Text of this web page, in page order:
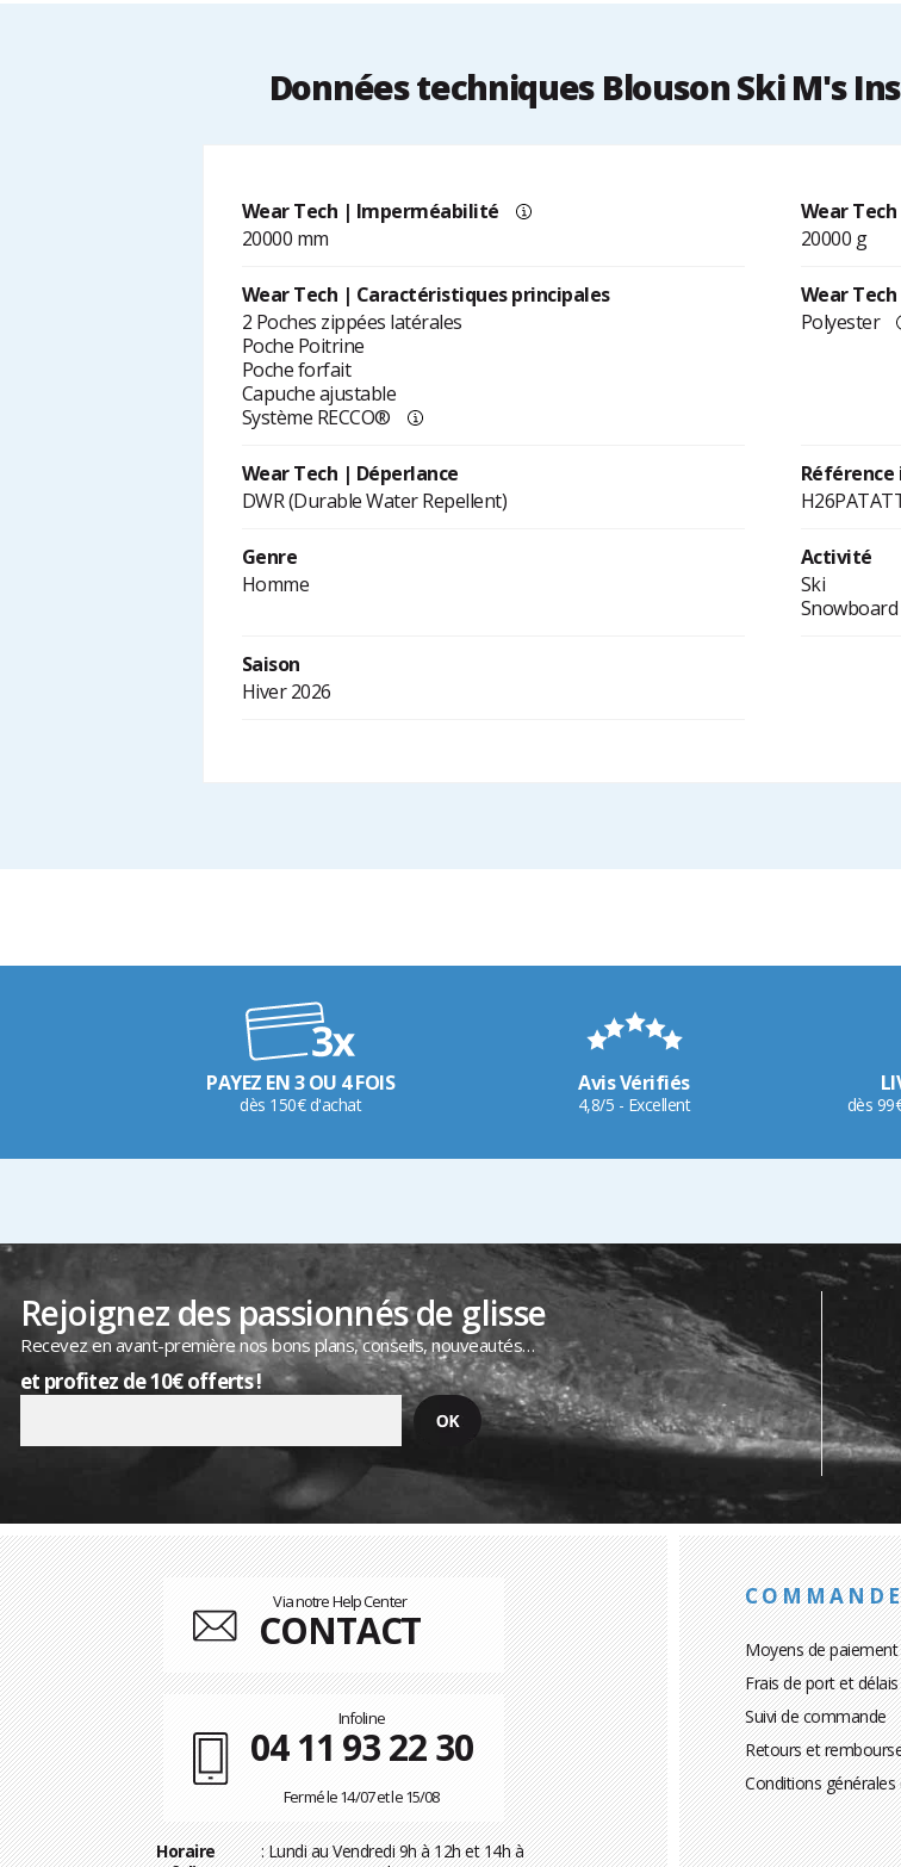
Données techniques Blouson Ski M's
Wear Tech | Imperméabilité
20000 mm
Wear
20000 g
Wear Tech | Caractéristiques principales
2 Poches zippées latérales
Poche Poitrine
Poche forfait
Capuche ajustable
Système RECCO®
Wear
Polyester
Wear Tech | Déperlance
DWR (Durable Water Repellent)
Genre
Homme
Activité
Ski
Snowboard
Saison
Hiver 2026
PAYEZ EN 3 OU 4 FOIS
dès 150€ d'achat
Avis Vérifiés
4,8/5 - Excellent dès
Rejoignez des passionnés de glisse
Recevez en avant-première nos bons plans, conseils, nouveautés…
et profitez de 10€ offerts !
Via notre Help Center
CONTACT
Infoline
04 11 93 22 30
Fermé le 14/07 et le 15/08
Horaire
: Lundi au Vendredi 9h à 12h et 14h à
Moyens de paiement
Frais de port et
Suivi de commande
Retours et
Conditions générales